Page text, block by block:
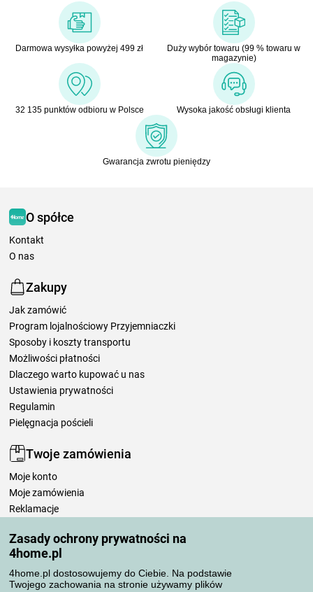
Zasady ochrony prywatności na
4home.pl
4home.pl dostosowujemy do Ciebie. Na podstawie
Twojego zachowania na stronie używamy plików
Darmowa wysyłka powyżej 499 zł
Duży wybór towaru (99 % towaru w
magazynie)
32 135 punktów odbioru w Polsce Wysoka jakość obsługi klienta
Gwarancja zwrotu pieniędzy
O spółce
Kontakt
O nas
Zakupy
Jak zamówić
Program lojalnościowy Przyjemniaczki
Sposoby i koszty transportu
Możliwości płatności
Dlaczego warto kupować u nas
Ustawienia prywatności
Regulamin
Pielęgnacja pościeli
Twoje zamówienia
Moje konto
Moje zamówienia
Reklamacje
Zasady przetwarzania recenzji
Sposoby transportu